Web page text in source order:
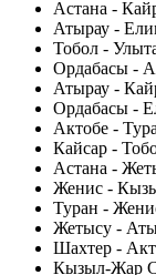
Астана -
Атырау -
Тобол -
Ордабасы -
Атырау -
Ордабасы -
Актобе -
Кайсар -
Астана -
Женис -
Туран -
Жетысу -
Шахтер -
Кызыл-Жар